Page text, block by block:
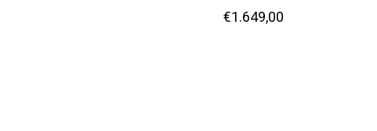
€1.649,00